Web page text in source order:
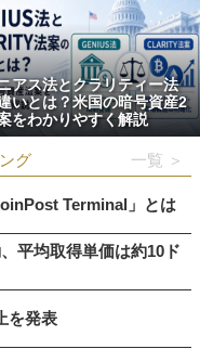
アス法とクラリティー法
いとは？米国の暗号資産2
をわかりやすく解説
グ 一覧 ＞
Terminal」とは
平均取得単価は約10ド
を発表